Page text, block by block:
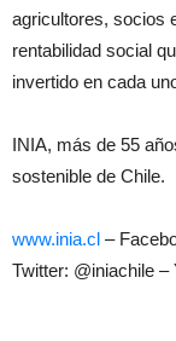
agricultores, socios
rentabilidad social
invertido en cada
INIA, más de 55
sostenible de Chile.
www.inia.cl –
Twitter: @iniachile –